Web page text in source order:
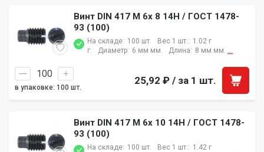
Винт DIN 417 M 6x 8 14H / ГОСТ 1478-
93 (100)
На складе: 100 шт. Вес 1 шт.: 1.02 г
г.
Диаметр: 6 мм мм. Длина: 8 мм мм. ...
в упаковке: 100 шт.
25,92 ₽ / за 1 шт.
Винт DIN 417 M 6x 10 14H / ГОСТ 1478-
93 (100)
На складе: 100 шт. Вес 1 шт.: 1.42 г